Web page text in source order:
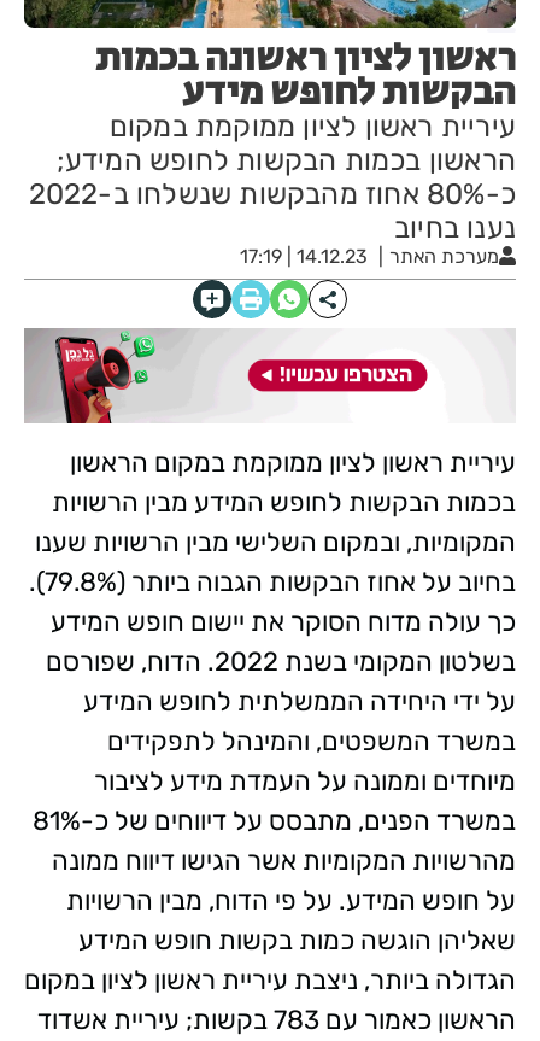
ראשון לציון ראשונה בכמות
הבקשות לחופש מידע
עיריית ראשון לציון ממוקמת במקום
הראשון בכמות הבקשות לחופש המידע;
כ-80% אחוז מהבקשות שנשלחו ב-2022
נענו בחיוב
מערכת האתר 14.12.23 | 17:19
עיריית ראשון לציון ממוקמת במקום הראשון
בכמות הבקשות לחופש המידע מבין הרשויות
המקומיות, ובמקום השלישי מבין הרשויות שענו
בחיוב על אחוז הבקשות הגבוה ביותר (79.8%).
כך עולה מדוח הסוקר את יישום חופש המידע
בשלטון המקומי בשנת 2022. הדוח, שפורסם
על ידי היחידה הממשלתית לחופש המידע
במשרד המשפטים, והמינהל לתפקידים
מיוחדים וממונה על העמדת מידע לציבור
במשרד הפנים, מתבסס על דיווחים של כ-81%
מהרשויות המקומיות אשר הגישו דיווח ממונה
על חופש המידע. על פי הדוח, מבין הרשויות
שאליהן הוגשה כמות בקשות חופש המידע
הגדולה ביותר, ניצבת עיריית ראשון לציון במקום
הראשון כאמור עם 783 בקשות; עיריית אשדוד